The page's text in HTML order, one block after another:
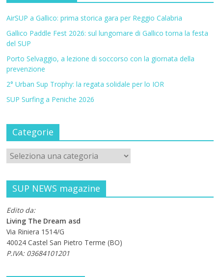
AirSUP a Gallico: prima storica gara per Reggio Calabria
Gallico Paddle Fest 2026: sul lungomare di Gallico torna la festa
del SUP
Porto Selvaggio, a lezione di soccorso con la giornata della
prevenzione
2° Urban Sup Trophy: la regata solidale per lo IOR
SUP Surfing a Peniche 2026
Categorie
SUP NEWS magazine
Edito da:
Living The Dream asd
Via Riniera 1514/G
40024 Castel San Pietro Terme (BO)
P.IVA: 03684101201